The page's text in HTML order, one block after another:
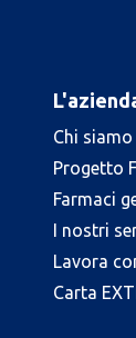
Chi siamo
Progetto
Farmaci
I nostri
Lavora
Carta